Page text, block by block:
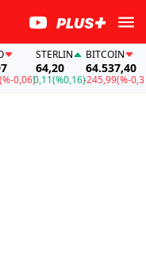
STERLIN
64,20
0,11(%0,16)
BITCOIN
64.537,40
-245,99(%-0,38)